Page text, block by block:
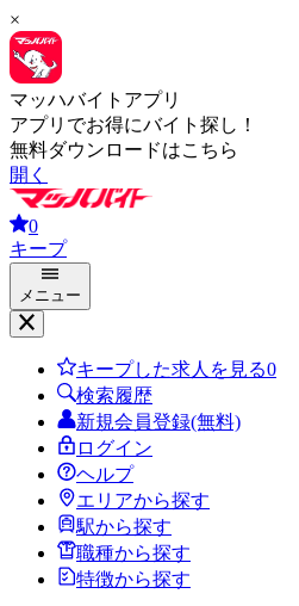
×
マッハバイトアプリ
アプリでお得にバイト探し！
無料ダウンロードはこちら
開く
0
キープ
メニュー
キープした求人を見る0
検索履歴
新規会員登録(無料)
ログイン
ヘルプ
エリアから探す
駅から探す
職種から探す
特徴から探す